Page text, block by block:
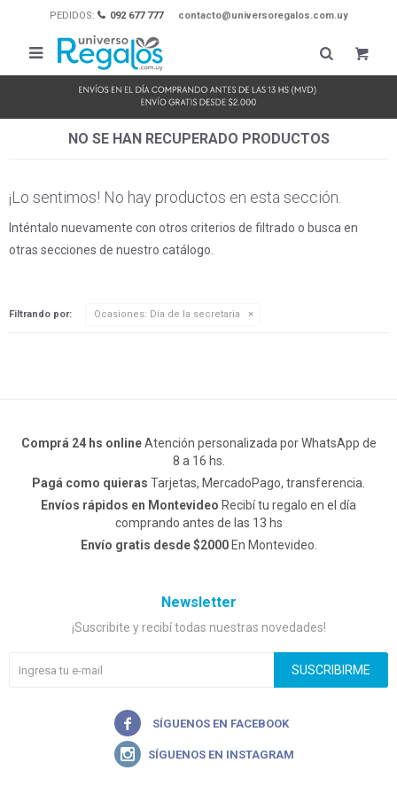
PEDIDOS: 092 677 777 contacto@universoregalos.com.uy

NO SE HAN RECUPERADO PRODUCTOS
¡Lo sentimos! No hay productos en esta sección.
Inténtalo nuevamente con otros criterios de filtrado o busca en
otras secciones de nuestro catálogo.
Filtrando por: Ocasiones: Día de la secretaria
Comprá 24 hs onlineAtención personalizada por WhatsApp de
8 a 16 hs.
Pagá como quieras Tarjetas, MercadoPago, transferencia.
Envíos rápidos en Montevideo Recibí tu regalo en el día
comprando antes de las 13 hs
Envío gratis desde $2000En Montevideo.
Newsletter
¡Suscribite y recibí todas nuestras novedades!
SUSCRIBIRME

